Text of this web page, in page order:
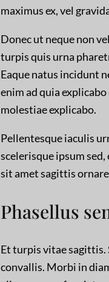
maximus ex, vel
Donec ut neque non
turpis quis urna
Eaque natus incidunt
enim ad quia
molestiae explicabo.
Pellentesque iaculis
scelerisque ipsum
sit amet sagittis
Phasellus
Et turpis vitae sagittis.
convallis. Morbi in